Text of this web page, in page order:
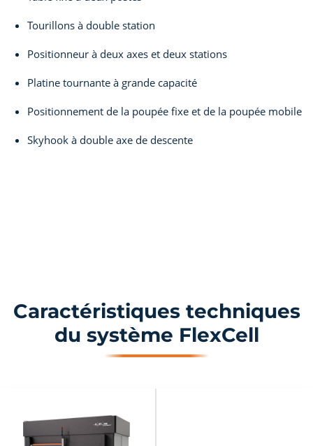
Tourillons à double station
Positionneur à deux axes et deux stations
Platine tournante à grande capacité
Positionnement de la poupée fixe et de la poupée mobile
Skyhook à double axe de descente
Caractéristiques techniques
du système FlexCell